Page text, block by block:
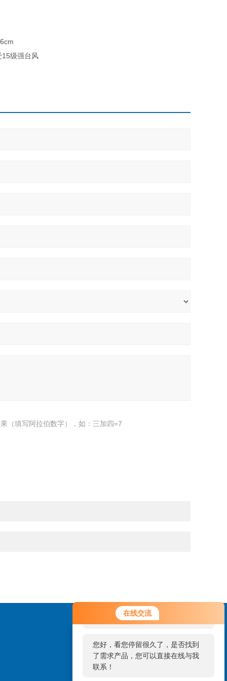
在线交流
您好！欢迎前来咨询，很高兴为您
服务，请问您要咨询什么问题呢？
您好，看您停留很久了，是否找到
了需求产品，您可以直接在线与我
联系！
级强台风
（填写阿拉伯数字），如：三加四=7